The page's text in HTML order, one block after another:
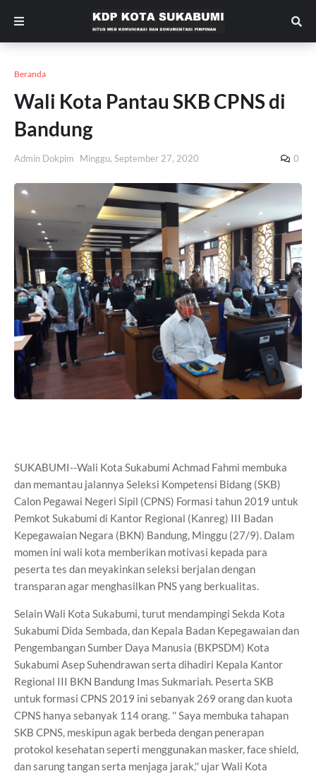
Beranda
Wali Kota Pantau SKB CPNS di
Bandung
Admin Dokpim Minggu, September 27, 2020 0
SUKABUMI--Wali Kota Sukabumi Achmad Fahmi membuka
dan memantau jalannya Seleksi Kompetensi Bidang (SKB)
Calon Pegawai Negeri Sipil (CPNS) Formasi tahun 2019 untuk
Pemkot Sukabumi di Kantor Regional (Kanreg) III Badan
Kepegawaian Negara (BKN) Bandung, Minggu (27/9). Dalam
momen ini wali kota memberikan motivasi kepada para
peserta tes dan meyakinkan seleksi berjalan dengan
transparan agar menghasilkan PNS yang berkualitas.
Selain Wali Kota Sukabumi, turut mendampingi Sekda Kota
Sukabumi Dida Sembada, dan Kepala Badan Kepegawaian dan
Pengembangan Sumber Daya Manusia (BKPSDM) Kota
Sukabumi Asep Suhendrawan serta dihadiri Kepala Kantor
Regional III BKN Bandung Imas Sukmariah. Peserta SKB
untuk formasi CPNS 2019 ini sebanyak 269 orang dan kuota
CPNS hanya sebanyak 114 orang. '' Saya membuka tahapan
SKB CPNS, meskipun agak berbeda dengan penerapan
protokol kesehatan seperti menggunakan masker, face shield,
dan sarung tangan serta menjaga jarak,'' ujar Wali Kota